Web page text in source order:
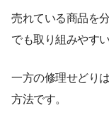
売れている商品を
でも取り組みやす
一方の修理せどり
方法です。